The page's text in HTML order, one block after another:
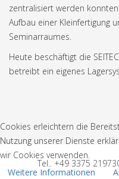
zentralisiert werden
Aufbau einer Kleinfertigung
Seminarraumes.
Heute beschäftigt die
betreibt ein eigenes
Tel.. +49 3375
Cookies erleichtern die
Nutzung unserer Dienste
wir Cookies verwenden.
Weitere Informationen